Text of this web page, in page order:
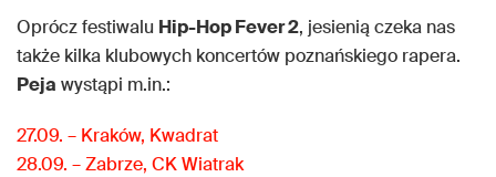
Oprócz festiwalu Hip-Hop Fever 2, jesienią czeka nas
także kilka klubowych koncertów poznańskiego rapera.
Peja wystąpi m.in.:
27.09. – Kraków, Kwadrat
28.09. – Zabrze, CK Wiatrak